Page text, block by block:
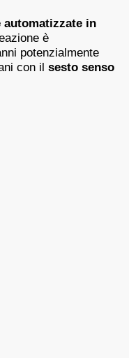
automatizzate in
è
potenzialmente
con il sesto senso